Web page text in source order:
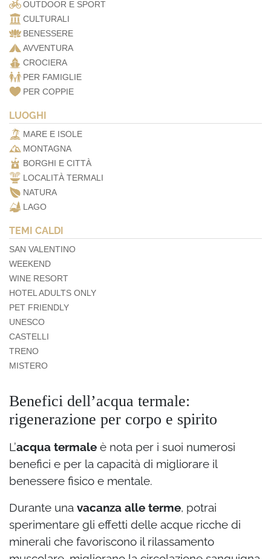
OUTDOOR E SPORT
CULTURALI
BENESSERE
AVVENTURA
CROCIERA
PER FAMIGLIE
PER COPPIE
LUOGHI
MARE E ISOLE
MONTAGNA
BORGHI E CITTÀ
LOCALITÀ TERMALI
NATURA
LAGO
TEMI CALDI
SAN VALENTINO
WEEKEND
WINE RESORT
HOTEL ADULTS ONLY
PET FRIENDLY
UNESCO
CASTELLI
TRENO
MISTERO
Benefici dell’acqua termale:
rigenerazione per corpo e spirito
L’acqua termale è nota per i suoi numerosi
benefici e per la capacità di migliorare il
benessere fisico e mentale.
Durante una vacanza alle terme, potrai
sperimentare gli effetti delle acque ricche di
minerali che favoriscono il rilassamento